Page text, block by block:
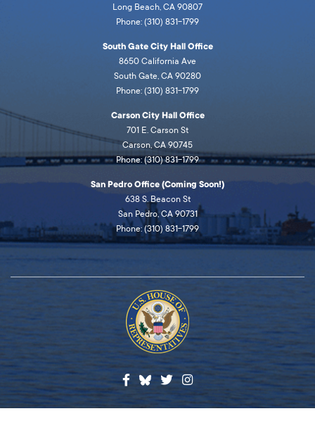
Long Beach, CA 90807
Phone: (310) 831-1799
South Gate City Hall Office
8650 California Ave
South Gate, CA 90280
Phone: (310) 831-1799
Carson City Hall Office
701 E. Carson St
Carson, CA 90745
Phone: (310) 831-1799
San Pedro Office (Coming Soon!)
638 S. Beacon St
San Pedro, CA 90731
Phone: (310) 831-1799